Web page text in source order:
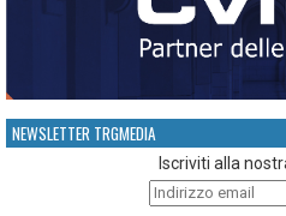
NEWSLETTER TRGMEDIA
Iscriviti alla